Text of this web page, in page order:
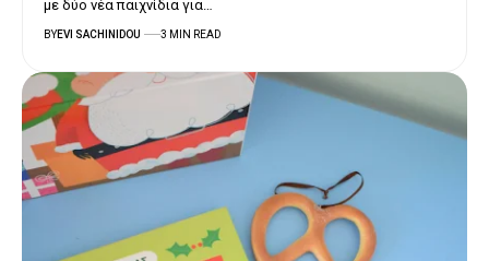
με δύο νέα παιχνίδια για…
BYEVI SACHINIDOU 3 MIN READ